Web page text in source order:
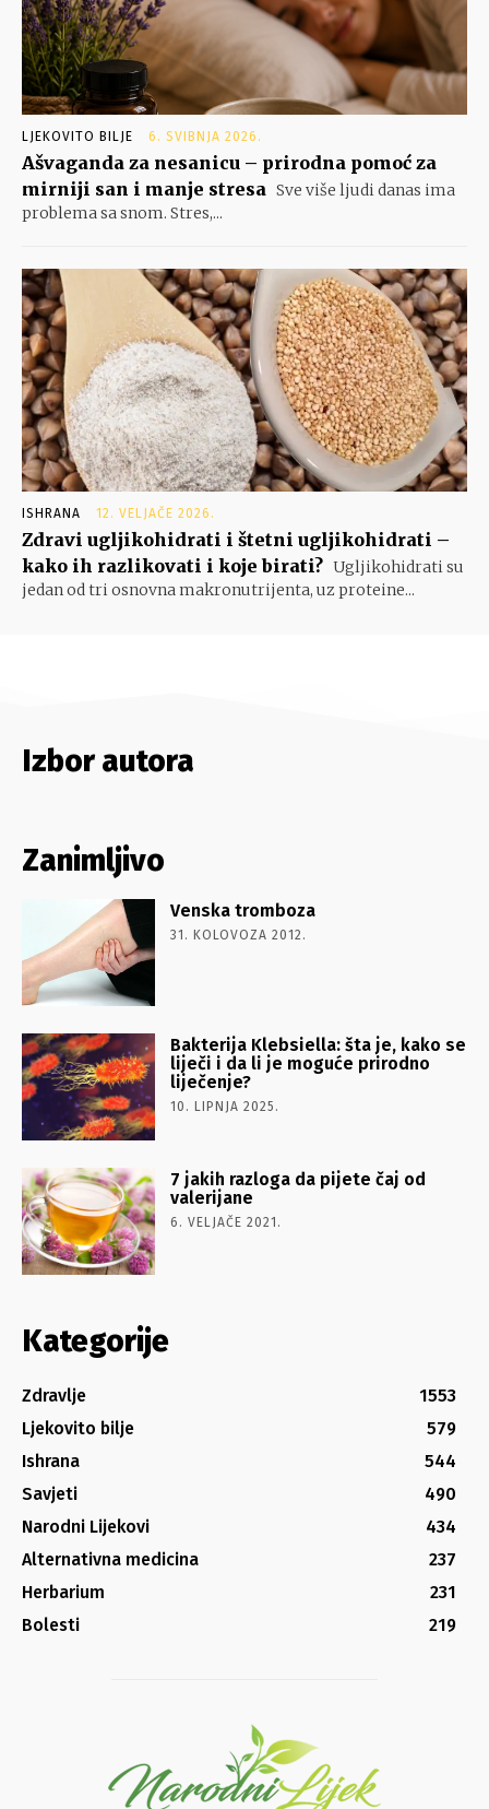
LJEKOVITO BILJE 6. SVIBNJA 2026.
Ašvaganda za nesanicu – prirodna pomoć za
mirniji san i manje stresa Sve više ljudi danas ima
problema sa snom. Stres,...
ISHRANA 12. VELJAČE 2026.
Zdravi ugljikohidrati i štetni ugljikohidrati –
kako ih razlikovati i koje birati? Ugljikohidrati su
jedan od tri osnovna makronutrijenta, uz proteine...
Izbor autora
Zanimljivo
Venska tromboza
31. KOLOVOZA 2012.
Bakterija Klebsiella: šta je, kako se
liječi i da li je moguće prirodno
liječenje?
10. LIPNJA 2025.
7 jakih razloga da pijete čaj od
valerijane
6. VELJAČE 2021.
Kategorije
Zdravlje
1553
Ljekovito bilje
579
Ishrana
544
Savjeti
490
Narodni Lijekovi
434
Alternativna medicina
237
Herbarium
231
Bolesti
219